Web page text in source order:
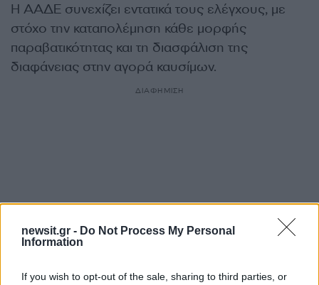
newsit.gr - Do Not Process My Personal
Information
If you wish to opt-out of the sale, sharing to third parties, or
Η ΑΑΔΕ συνεχίζει εντατικά τους ελέγχους, με
στόχο την καταπολέμηση κάθε μορφής
παραβατικότητας και τη διασφάλιση της
διαφάνειας στην αγορά καυσίμων.
ΔΙΑΦΗΜΙΣΗ